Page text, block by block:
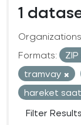
1
Formats:
ZIP
tramvay
hareket
Filter Results